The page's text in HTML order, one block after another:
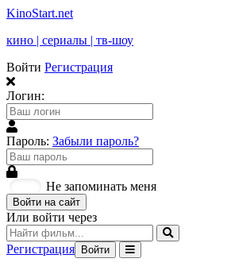
KinoStart.net
кино | сериалы | тв-шоу
Войти Регистрация
Логин:
Пароль: Забыли пароль?
Не запоминать меня
Войти на сайт
Или войти через
Регистрация Войти